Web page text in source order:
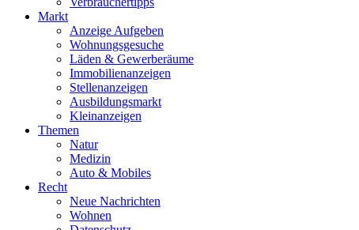
Markt
Anzeige Aufgeben
Wohnungsgesuche
Läden & Gewerberäume
Immobilienanzeigen
Stellenanzeigen
Ausbildungsmarkt
Kleinanzeigen
Themen
Natur
Medizin
Auto & Mobiles
Recht
Neue Nachrichten
Wohnen